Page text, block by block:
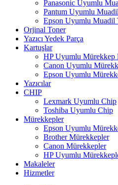
Panasonic Uyumlu
Pantum Uyumlu
Epson Uyumlu Muadil
Orjinal Toner
Yazıcı Yedek Parça
Kartuşlar
HP Uyumlu Mürekkep
Canon Uyumlu
Epson Uyumlu
Yazıcılar
CHIP
Lexmark Uyumlu Chip
Toshiba Uyumlu Chip
Mürekkepler
Epson Uyumlu
Brother Mürekkepler
Canon Mürekkepler
HP Uyumlu
Makaleler
Hizmetler